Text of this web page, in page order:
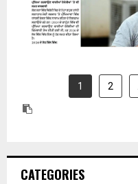
1 2
CATEGORIES